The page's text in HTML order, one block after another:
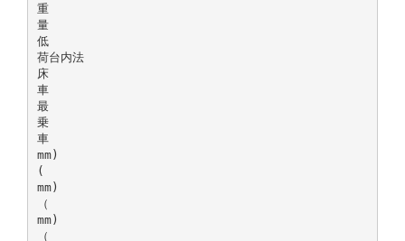
重
量
低
荷台内法
床
車
最
乗
車
mm)
(
mm)
（
mm)
（